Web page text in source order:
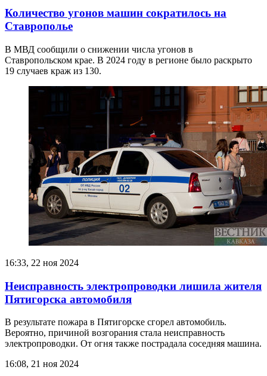
Количество угонов машин сократилось на
Ставрополье
В МВД сообщили о снижении числа угонов в
Ставропольском крае. В 2024 году в регионе было раскрыто
19 случаев краж из 130.
16:33, 22 ноя 2024
Неисправность электропроводки лишила жителя
Пятигорска автомобиля
В результате пожара в Пятигорске сгорел автомобиль.
Вероятно, причиной возгорания стала неисправность
электропроводки. От огня также пострадала соседняя машина.
16:08, 21 ноя 2024